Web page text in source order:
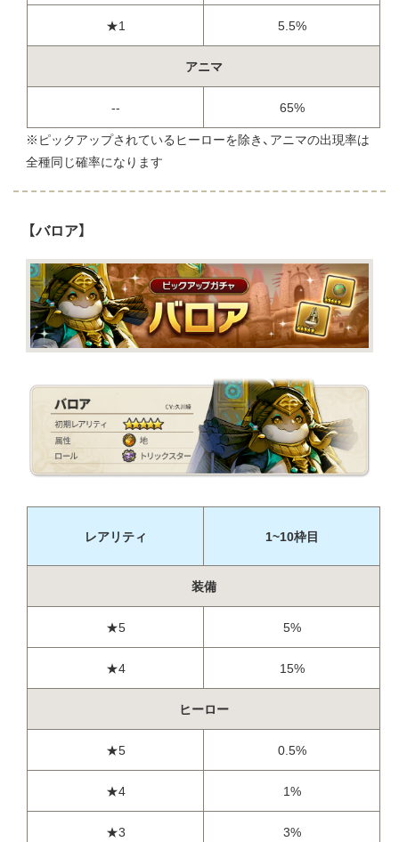
★1 5.5%
アニマ
--
65%
※ピックアップされているヒーローを除き、アニマの出現率は
全種同じ確率になります
【バロア】
レアリティ 1~10枠目
装備
★5 5%
★4 15%
ヒーロー
★5 0.5%
★4 1%
★3 3%